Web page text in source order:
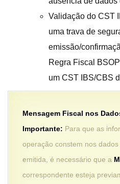
Validação do CST
uma trava de
emissão/
Regra Fiscal
um CST IBS/CBS
Mensagem Fiscal nos
Importante: Para que as
operação constem nos
emitida, é necessário que a
correspondente esteja